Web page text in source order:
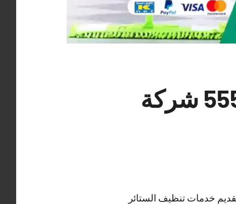
شركات تنظيف منازل كبد 55549242 شركة
خدمات تنظيف الستائر